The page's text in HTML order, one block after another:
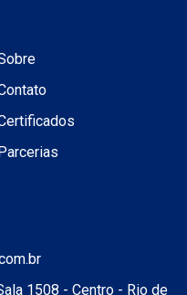
1508 - Centro - Rio de